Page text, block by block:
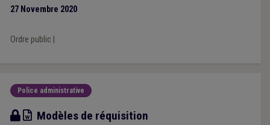
27 Novembre 2020
Ordre public
Police administrative
Modèle
Modèles de réquisition